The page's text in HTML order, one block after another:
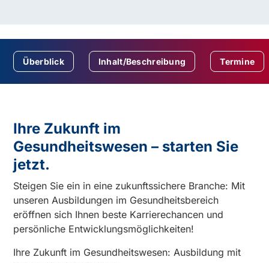
Überblick Inhalt/Beschreibung Termine
Ihre Zukunft im
Gesundheitswesen – starten Sie
jetzt.
Steigen Sie ein in eine zukunftssichere Branche: Mit
unseren Ausbildungen im Gesundheitsbereich
eröffnen sich Ihnen beste Karrierechancen und
persönliche Entwicklungsmöglichkeiten!
Ihre Zukunft im Gesundheitswesen: Ausbildung mit